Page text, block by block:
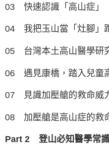
03 快速認識「高山症」
04 我把玉山當「灶腳」
05 台灣本土高山醫學研
06 遇見康橋，踏入兒童
07 見識加壓艙的救命威
08 加壓艙是高山症的救
Part 2 登山必知醫學常